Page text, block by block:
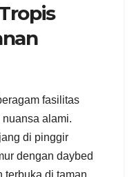
fasilitas
alami.
di pinggir
dengan daybed